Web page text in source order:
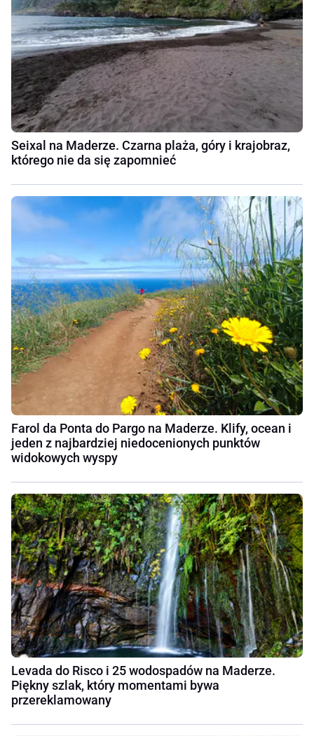
Seixal na Maderze. Czarna plaża, góry i krajobraz,
którego nie da się zapomnieć
Farol da Ponta do Pargo na Maderze. Klify, ocean i
jeden z najbardziej niedocenionych punktów
widokowych wyspy
Levada do Risco i 25 wodospadów na Maderze.
Piękny szlak, który momentami bywa
przereklamowany